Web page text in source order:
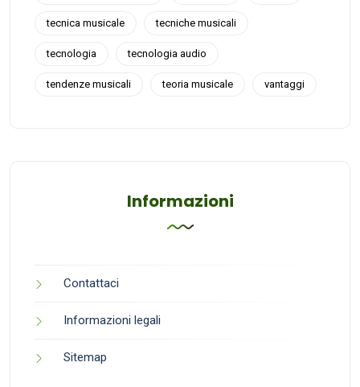
tecnica musicale tecniche musicali
tecnologia tecnologia audio
tendenze musicali teoria musicale vantaggi
Informazioni
Contattaci
Informazioni legali
Sitemap